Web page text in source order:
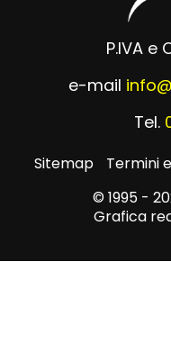
P.IVA e
e-mail
Tel.
Sitemap Termini
© 1995 -
Grafica